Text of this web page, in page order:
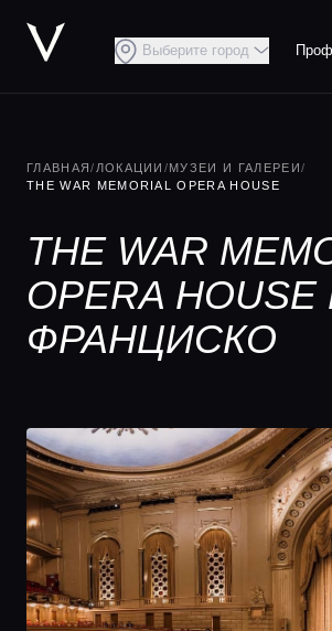
Выберите город
ГЛАВНАЯ/ ЛОКАЦИИ /МУЗЕИ И ГАЛЕРЕИ/
THE WAR MEMORIAL OPERA HOUSE
THE WAR
OPERA
ФРАНЦИСКО